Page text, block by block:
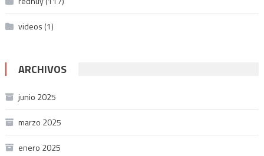
videos (1)
ARCHIVOS
junio 2025
marzo 2025
enero 2025